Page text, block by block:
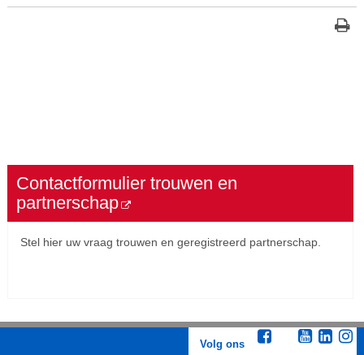
Contactformulier trouwen en
partnerschap
Stel hier uw vraag trouwen en geregistreerd partnerschap.
Volg ons